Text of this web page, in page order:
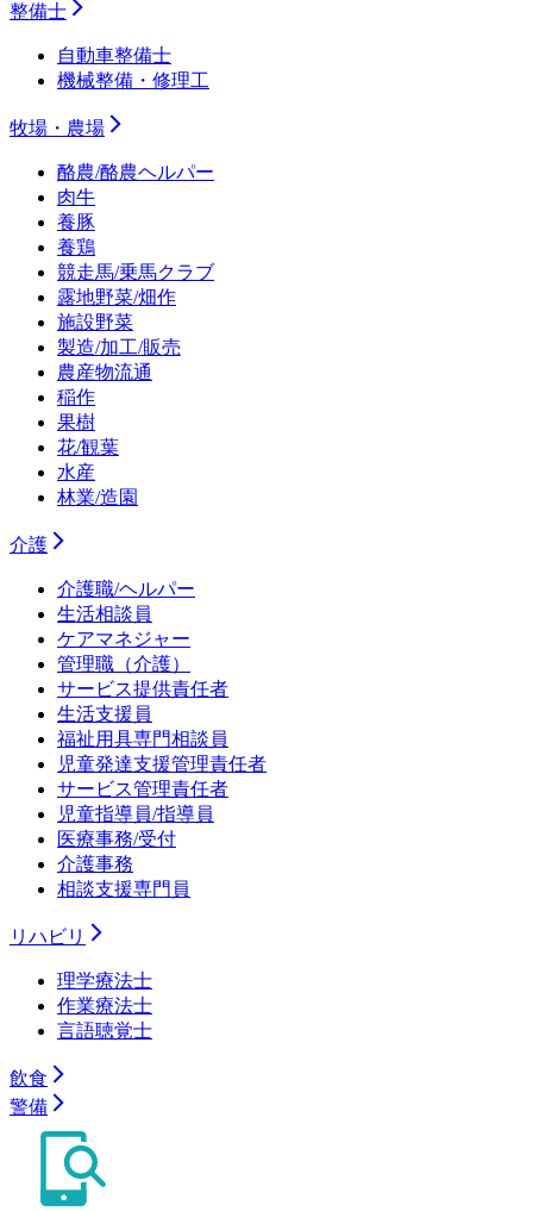
整備士
自動車整備士
機械整備・修理工
牧場・農場
酪農/酪農ヘルパー
肉牛
養豚
養鶏
競走馬/乗馬クラブ
露地野菜/畑作
施設野菜
製造/加工/販売
農産物流通
稲作
果樹
花/観葉
水産
林業/造園
介護
介護職/ヘルパー
生活相談員
ケアマネジャー
管理職（介護）
サービス提供責任者
生活支援員
福祉用具専門相談員
児童発達支援管理責任者
サービス管理責任者
児童指導員/指導員
医療事務/受付
介護事務
相談支援専門員
リハビリ
理学療法士
作業療法士
言語聴覚士
飲食
警備